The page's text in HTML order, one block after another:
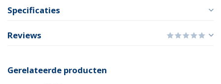
Specificaties
Reviews
Gerelateerde producten